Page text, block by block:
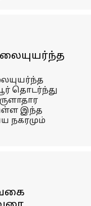
தொடர்ந்து
இந்த
நகரமும்